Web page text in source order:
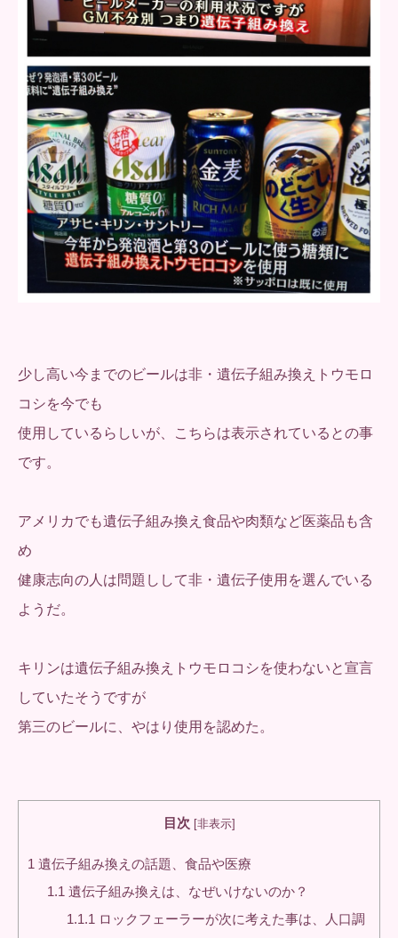
少し高い今までのビールは非・遺伝子組み換えトウモロ
コシを今でも
使用しているらしいが、こちらは表示されているとの事
です。
アメリカでも遺伝子組み換え食品や肉類など医薬品も含
め
健康志向の人は問題しして非・遺伝子使用を選んでいる
ようだ。
キリンは遺伝子組み換えトウモロコシを使わないと宣言
していたそうですが
第三のビールに、やはり使用を認めた。
目次 [非表示]
1 遺伝子組み換えの話題、食品や医療
1.1 遺伝子組み換えは、なぜいけないのか？
1.1.1 ロックフェーラーが次に考えた事は、人口調